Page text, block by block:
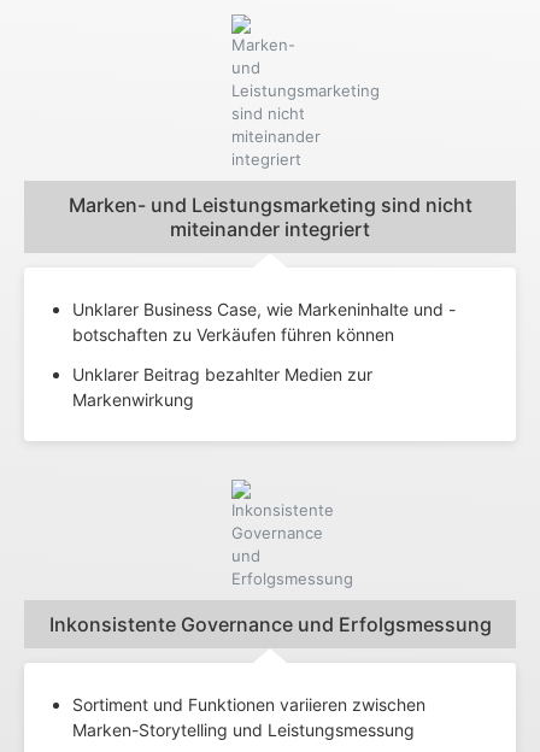
Marken- und Leistungsmarketing sind nicht
miteinander integriert​
Unklarer Business Case, wie Markeninhalte und -
botschaften zu Verkäufen führen können
Unklarer Beitrag bezahlter Medien zur
Markenwirkung
Inkonsistente Governance und Erfolgsmessung​
Sortiment und Funktionen variieren zwischen
Marken-Storytelling und Leistungsmessung